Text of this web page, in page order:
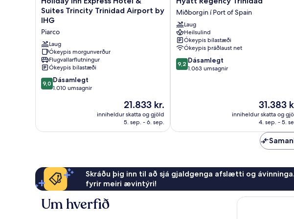
Inn
Express
Hotel
&
Suites
Trincity
Trinidad
Airport
by
IHG
Suites Trincity Trinidad Airport by
IHG
Piarco
Laug
Ókeypis morgunverður
Flugvallarflutningur
Ókeypis bílastæði
9.0
af
9,0 Dásamlegt
1.010 umsagnir
Verðið
er
21.833 kr.
21.833 kr.
inniheldur skatta og gjöld
5. sep. - 6. sep.
Regency
Trinidad
Miðborgin
í
Port
of
Spain
Miðborgin í Port of Spain
Laug
Heilsulind
Ókeypis bílastæði
Ókeypis þráðlaust net
9.2
af
9,2 Dásamlegt
1.063 umsagnir
Verðið
er
31.383 kr.
31.383
inniheldur skatta og
4. sep. - 5.
Skráðu þig inn til að sjá gjaldgenga afslætti og
fyrir meiri ævintýri!
Um hverfið